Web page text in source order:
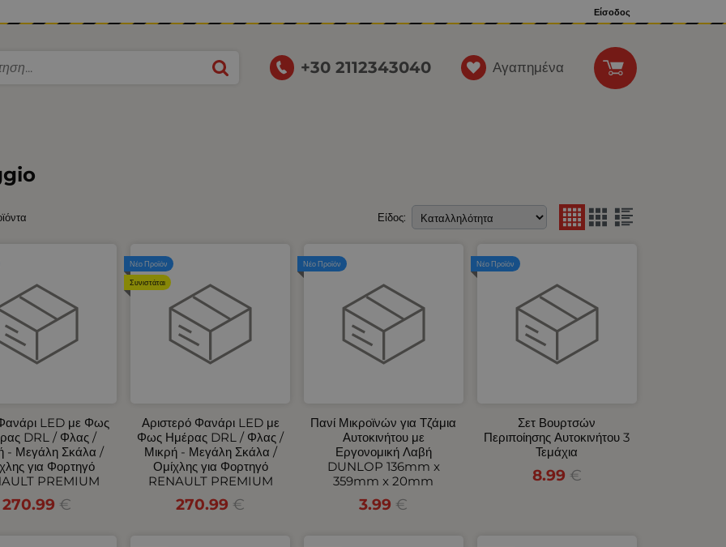
Είσοδος
+30 2112343040 Αγαπημένα
Είδος:
LED με Φως
DRL / Φλας /
- Μεγάλη Σκάλα /
για Φορτηγό
PREMIUM
270.99 €
Αριστερό Φανάρι LED με
Φως Ημέρας DRL / Φλας /
Μικρή - Μεγάλη Σκάλα /
Ομίχλης για Φορτηγό
RENAULT PREMIUM
270.99 €
Νέο Προϊόν
Συνιστάται
Πανί Μικροϊνών για Τζάμια
Αυτοκινήτου με
Εργονομική Λαβή
DUNLOP 136mm x
359mm x 20mm
3.99 €
Νέο Προϊόν
Σετ Βουρτσών
Περιποίησης Αυτοκινήτου 3
Τεμάχια
8.99 €
Νέο Προϊόν